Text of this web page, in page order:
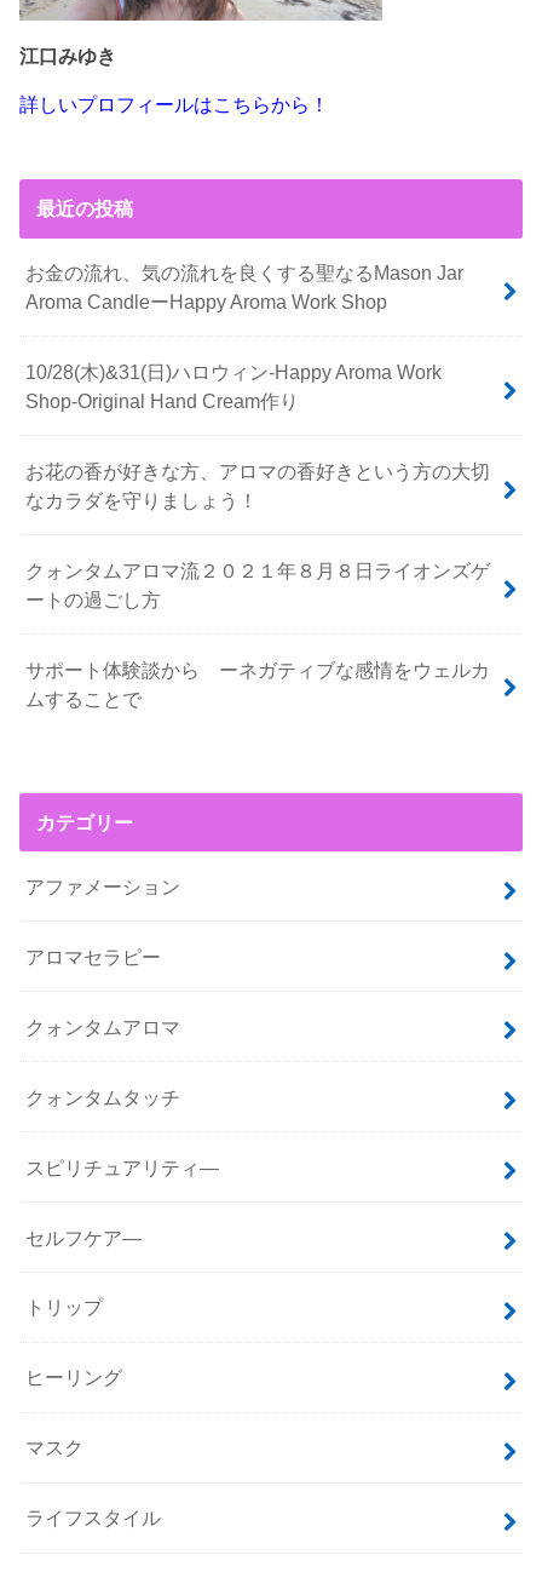
江口みゆき
詳しいプロフィールはこちらから！
最近の投稿
お金の流れ、気の流れを良くする聖なるMason Jar
Aroma CandleーHappy Aroma Work Shop
10/28(木)&31(日)ハロウィン-Happy Aroma Work
Shop-Original Hand Cream作り
お花の香が好きな方、アロマの香好きという方の大切
なカラダを守りましょう！
クォンタムアロマ流２０２１年８月８日ライオンズゲ
ートの過ごし方
サポート体験談から ーネガティブな感情をウェルカ
ムすることで
カテゴリー
アファメーション
アロマセラピー
クォンタムアロマ
クォンタムタッチ
スピリチュアリティ―
セルフケア―
トリップ
ヒーリング
マスク
ライフスタイル